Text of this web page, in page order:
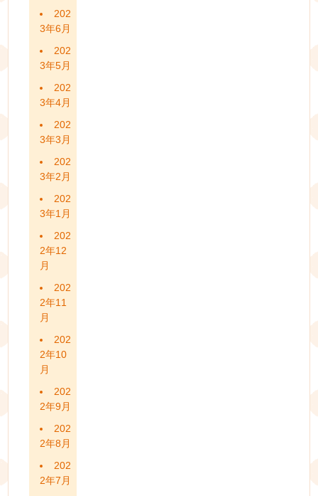
202
3年6月
202
3年5月
202
3年4月
202
3年3月
202
3年2月
202
3年1月
202
2年12
月
202
2年11
月
202
2年10
月
202
2年9月
202
2年8月
202
2年7月